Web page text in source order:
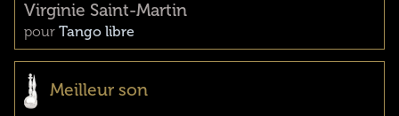
Virginie Saint-Martin
pour Tango libre
Meilleur son